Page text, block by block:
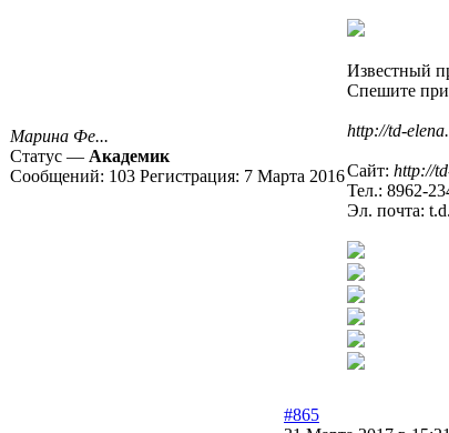
Марина Фе...
Статус — Академик
Сообщений: 103 Регистрация: 7 Марта 2016
Известный
Спешите
http://td-
Сайт: http://
Тел.: 8962-
Эл. почта:
#865